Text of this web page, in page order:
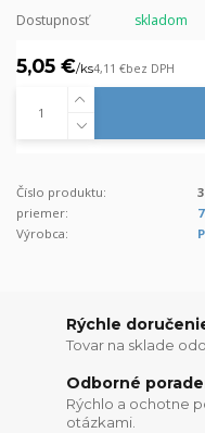
Dostupnosť skladom
5,05 €/ks4,11 €bez DPH
Číslo produktu:
priemer:
Výrobca:
Rýchle
Tovar na sklade
Odborné
Rýchlo a ochotne
otázkami.